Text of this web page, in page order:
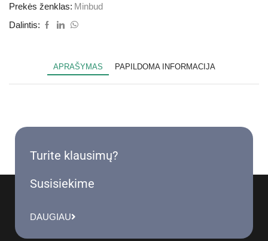
Prekės ženklas: Minbud
Dalintis:
APRAŠYMAS PAPILDOMA INFORMACIJA
Turite klausimų?
Susisiekime
DAUGIAU